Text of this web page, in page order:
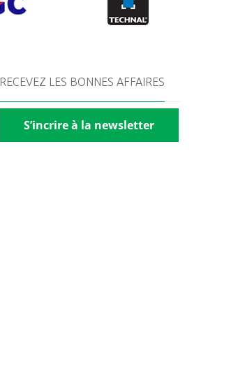
RECEVEZ LES BONNES AFFAIRES
S’incrire à la newsletter